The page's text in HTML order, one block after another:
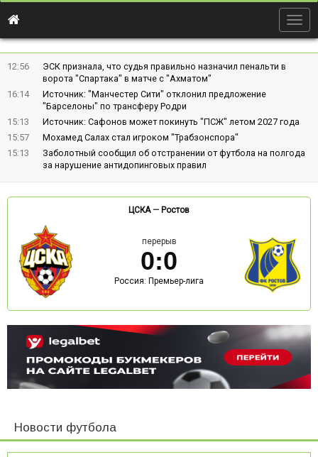
12:56
ЭСК признала, что судья правильно назначил пенальти в
ворота "Спартака" в матче с "Ахматом"
16:14
Источник: "Манчестер Сити" отклонил предложение
"Барселоны" по трансферу Родри
15:13
Источник: Сафонов может покинуть "ПСЖ" летом 2027 года
15:57
Мохамед Салах стал игроком "Трабзонспора"
15:13
Заболотный сообщил об отстранении от футбола на полгода
за нарушение антидопинговых правил
ЦСКА— Ростов
перерыв
0:0
Россия: Премьер-лига
Новости футбола